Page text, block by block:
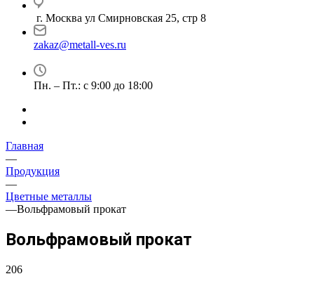
г. Москва ул Смирновская 25, стр 8
zakaz@metall-ves.ru
Пн. – Пт.: с 9:00 до 18:00
Главная
—
Продукция
—
Цветные металлы
—Вольфрамовый прокат
Вольфрамовый прокат
206